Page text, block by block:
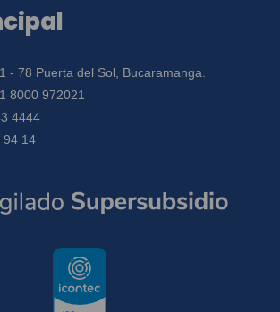
- 78 Puerta del Sol, Bucaramanga.
8000 972021
4444
94 14